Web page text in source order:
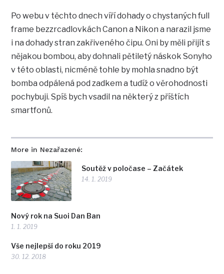
More in Nezařazené:
Soutěž v poločase – Začátek
14. 1. 2019
Nový rok na Suoi Dan Ban
1. 1. 2019
Vše nejlepší do roku 2019
30. 12. 2018
Po webu v těchto dnech víří dohady o chystaných full
frame bezzrcadlovkách Canon a Nikon a narazil jsme
i na dohady stran zakřiveného čipu. Oni by měli přijít s
nějakou bombou, aby dohnali pětiletý náskok Sonyho
v této oblasti, nicméně tohle by mohla snadno být
bomba odpálená pod zadkem a tudíž o věrohodnosti
pochybuji. Spíš bych vsadil na některý z příštích
smartfonů.